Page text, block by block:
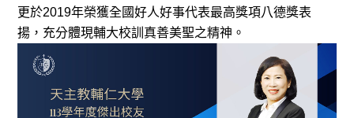
更於2019年榮獲全國好人好事代表最高獎項八德獎表
揚，充分體現輔大校訓真善美聖之精神。